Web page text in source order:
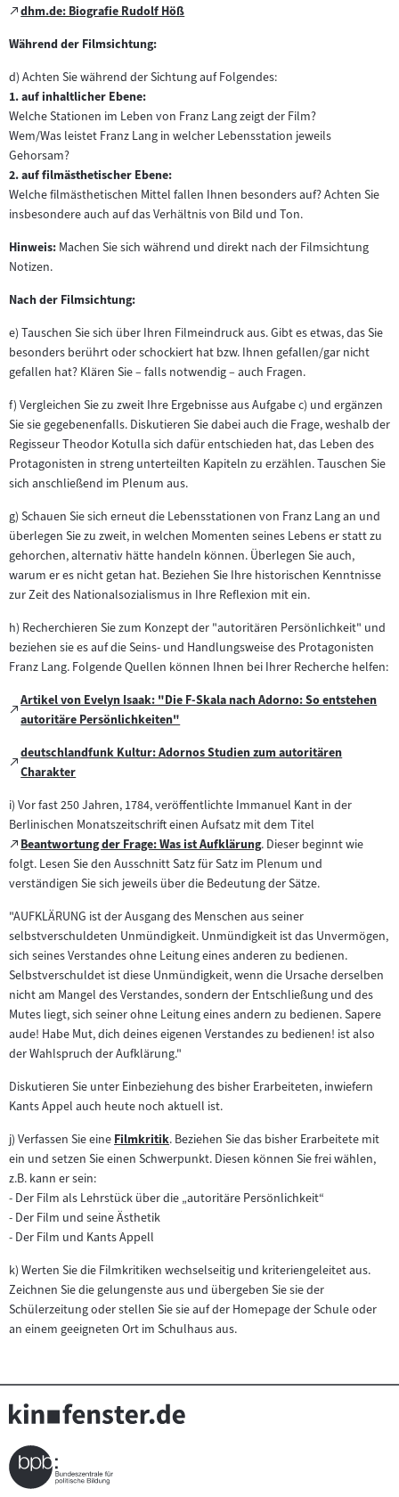
Zum
Inhalt:
dhm.de: Biografie Rudolf Höß
(öffnet
im
Tab)
Während der Filmsichtung:
d) Achten Sie während der Sichtung auf Folgendes:
1. auf inhaltlicher Ebene:
Welche Stationen im Leben von Franz Lang zeigt der Film?
Wem/Was leistet Franz Lang in welcher Lebensstation jeweils
Gehorsam?
2. auf filmästhetischer Ebene:
Welche filmästhetischen Mittel fallen Ihnen besonders auf? Achten Sie
insbesondere auch auf das Verhältnis von Bild und Ton.
Hinweis: Machen Sie sich während und direkt nach der Filmsichtung
Notizen.
Nach der Filmsichtung:
e) Tauschen Sie sich über Ihren Filmeindruck aus. Gibt es etwas, das Sie
besonders berührt oder schockiert hat bzw. Ihnen gefallen/gar nicht
gefallen hat? Klären Sie – falls notwendig – auch Fragen.
f) Vergleichen Sie zu zweit Ihre Ergebnisse aus Aufgabe c) und ergänzen
Sie sie gegebenenfalls. Diskutieren Sie dabei auch die Frage, weshalb der
Regisseur Theodor Kotulla sich dafür entschieden hat, das Leben des
Protagonisten in streng unterteilten Kapiteln zu erzählen. Tauschen Sie
sich anschließend im Plenum aus.
g) Schauen Sie sich erneut die Lebensstationen von Franz Lang an und
überlegen Sie zu zweit, in welchen Momenten seines Lebens er statt zu
gehorchen, alternativ hätte handeln können. Überlegen Sie auch,
warum er es nicht getan hat. Beziehen Sie Ihre historischen Kenntnisse
zur Zeit des Nationalsozialismus in Ihre Reflexion mit ein.
h) Recherchieren Sie zum Konzept der "autoritären Persönlichkeit" und
beziehen sie es auf die Seins- und Handlungsweise des Protagonisten
Franz Lang. Folgende Quellen können Ihnen bei Ihrer Recherche helfen:
Zum
externen
Inhalt:
Artikel von Evelyn Isaak: "Die F-Skala nach Adorno: So entstehen
autoritäre Persönlichkeiten"
(öffnet
neuen
Tab)
Zum
externen
Inhalt:
deutschlandfunk Kultur: Adornos Studien zum autoritären
Charakter
(öffnet
neuen
Tab)
i) Vor fast 250 Jahren, 1784, veröffentlichte Immanuel Kant in der
Berlinischen Monatszeitschrift einen Aufsatz mit dem Titel
Zum
externen
Inhalt:
Beantwortung der Frage: Was ist Aufklärung
(öffnet
im
neuen
Tab)
. Dieser beginnt wie
folgt. Lesen Sie den Ausschnitt Satz für Satz im Plenum und
verständigen Sie sich jeweils über die Bedeutung der Sätze.
"AUFKLÄRUNG ist der Ausgang des Menschen aus seiner
selbstverschuldeten Unmündigkeit. Unmündigkeit ist das Unvermögen,
sich seines Verstandes ohne Leitung eines anderen zu bedienen.
Selbstverschuldet ist diese Unmündigkeit, wenn die Ursache derselben
nicht am Mangel des Verstandes, sondern der Entschließung und des
Mutes liegt, sich seiner ohne Leitung eines andern zu bedienen. Sapere
aude! Habe Mut, dich deines eigenen Verstandes zu bedienen! ist also
der Wahlspruch der Aufklärung."
Diskutieren Sie unter Einbeziehung des bisher Erarbeiteten, inwiefern
Kants Appel auch heute noch aktuell ist.
j) Verfassen Sie eineZum
Inhalt:
Filmkritik. Beziehen Sie das bisher Erarbeitete mit
ein und setzen Sie einen Schwerpunkt. Diesen können Sie frei wählen,
z.B. kann er sein:
- Der Film als Lehrstück über die „autoritäre Persönlichkeit“
- Der Film und seine Ästhetik
- Der Film und Kants Appell
k) Werten Sie die Filmkritiken wechselseitig und kriteriengeleitet aus.
Zeichnen Sie die gelungenste aus und übergeben Sie sie der
Schülerzeitung oder stellen Sie sie auf der Homepage der Schule oder
an einem geeigneten Ort im Schulhaus aus.